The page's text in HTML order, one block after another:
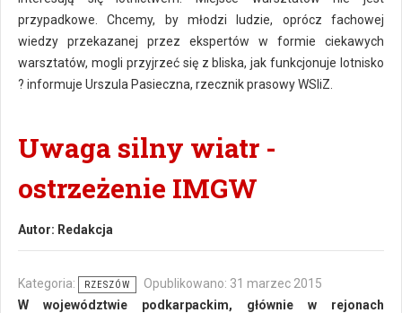
przypadkowe. Chcemy, by młodzi ludzie, oprócz fachowej
wiedzy przekazanej przez ekspertów w formie ciekawych
warsztatów, mogli przyjrzeć się z bliska, jak funkcjonuje lotnisko
? informuje Urszula Pasieczna, rzecznik prasowy WSIiZ.
Uwaga silny wiatr -
ostrzeżenie IMGW
Autor: Redakcja
Kategoria: RZESZÓW
Opublikowano: 31 marzec 2015
W województwie podkarpackim, głównie w rejonach